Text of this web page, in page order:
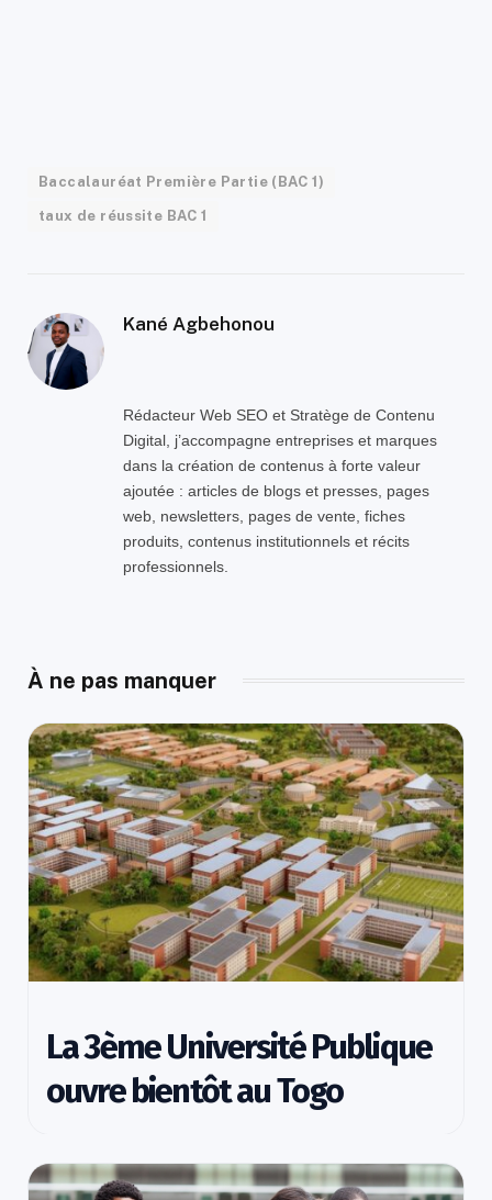
Baccalauréat Première Partie (BAC 1)
taux de réussite BAC 1
Kané Agbehonou
Rédacteur Web SEO et Stratège de Contenu
Digital, j’accompagne entreprises et marques
dans la création de contenus à forte valeur
ajoutée : articles de blogs et presses, pages
web, newsletters, pages de vente, fiches
produits, contenus institutionnels et récits
professionnels.
À ne pas manquer
La 3ème Université Publique
ouvre bientôt au Togo